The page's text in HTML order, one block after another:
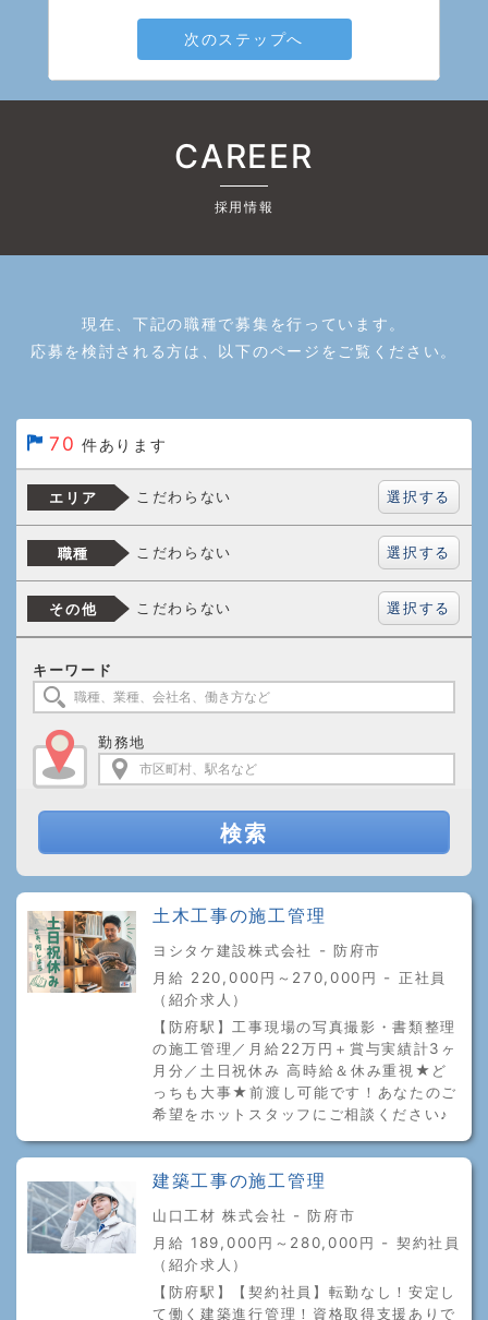
次のステップへ
CAREER
採用情報
現在、下記の職種で募集を行っています。
応募を検討される方は、以下のページをご覧ください。
70 件あります
エリア こだわらない 選択する
職種 こだわらない 選択する
その他 こだわらない 選択する
キーワード
勤務地
検索
土木工事の施工管理
ヨシタケ建設株式会社 - 防府市
月給 220,000円～270,000円 - 正社員
（紹介求人）
【防府駅】工事現場の写真撮影・書類整理
の施工管理／月給22万円＋賞与実績計3ヶ
月分／土日祝休み 高時給＆休み重視★ど
っちも大事★前渡し可能です！あなたのご
希望をホットスタッフにご相談ください♪
建築工事の施工管理
山口工材 株式会社 - 防府市
月給 189,000円～280,000円 - 契約社員
（紹介求人）
【防府駅】【契約社員】転勤なし！安定し
て働く建築進行管理！資格取得支援ありで